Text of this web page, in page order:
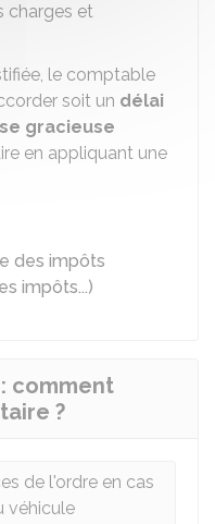
charges et
le comptable
soit un délai
gracieuse
en appliquant une
des impôts
impôts...)
comment
?
de l'ordre en cas
véhicule